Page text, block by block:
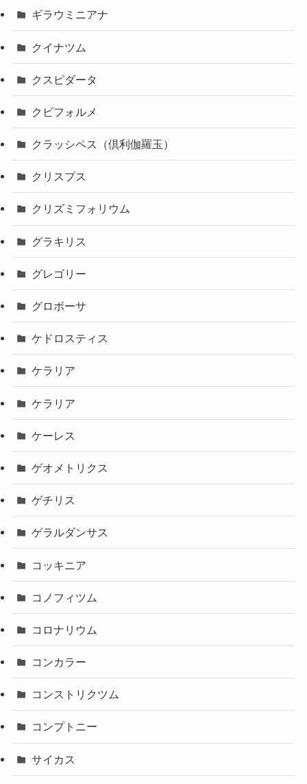
ギラウミニアナ
クイナツム
クスピダータ
クビフォルメ
クラッシペス（倶利伽羅玉）
クリスプス
クリズミフォリウム
グラキリス
グレゴリー
グロボーサ
ケドロスティス
ケラリア
ケラリア
ケーレス
ゲオメトリクス
ゲチリス
ゲラルダンサス
コッキニア
コノフィツム
コロナリウム
コンカラー
コンストリクツム
コンプトニー
サイカス